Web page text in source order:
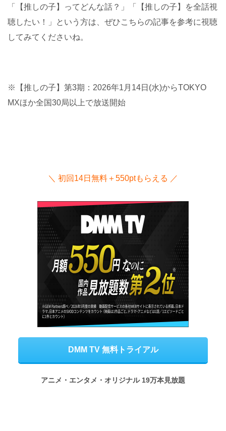
「【推しの子】ってどんな話？」「【推しの子】を全話視
聴したい！」という方は、ぜひこちらの記事を参考に視聴
してみてくださいね。
※【推しの子】第3期：2026年1月14日(水)からTOKYO
MXほか全国30局以上で放送開始
＼ 初回14日無料＋550ptもらえる ／
DMM TV 無料トライアル
アニメ・エンタメ・オリジナル 19万本見放題